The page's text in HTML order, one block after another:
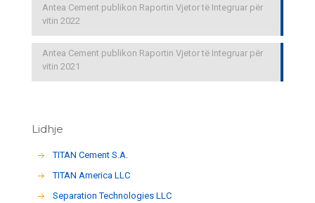
Antea Cement publikon Raportin Vjetor të Integruar për
vitin 2022
Antea Cement publikon Raportin Vjetor të Integruar për
vitin 2021
Lidhje
TITAN Cement S.A.
TITAN America LLC
Separation Technologies LLC